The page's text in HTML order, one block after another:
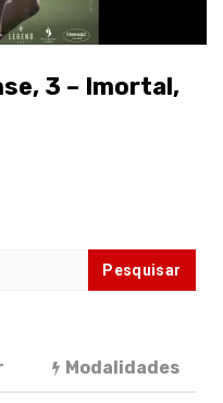
3 – Imortal,
Modalidades